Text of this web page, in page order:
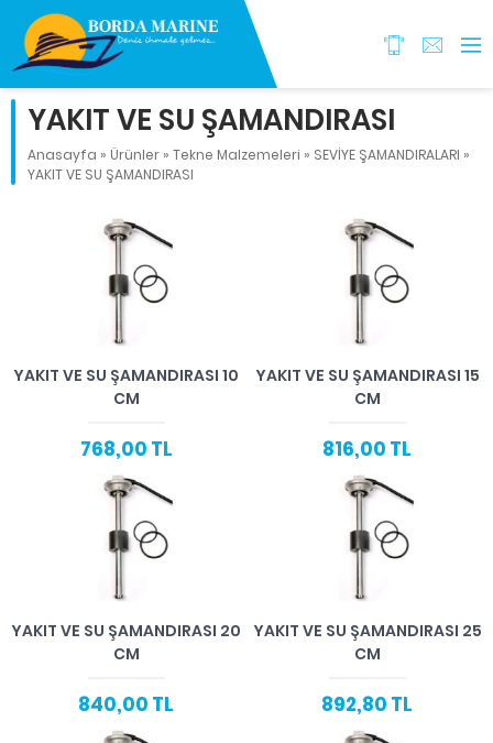
YAKIT VE SU ŞAMANDIRASI
Anasayfa » Ürünler » Tekne Malzemeleri » SEVİYE ŞAMANDIRALARI »
YAKIT VE SU ŞAMANDIRASI
YAKIT VE SU ŞAMANDIRASI 10
CM
768,00 TL
YAKIT VE SU ŞAMANDIRASI 15
CM
816,00 TL
YAKIT VE SU ŞAMANDIRASI 20
CM
840,00 TL
YAKIT VE SU ŞAMANDIRASI 25
CM
892,80 TL